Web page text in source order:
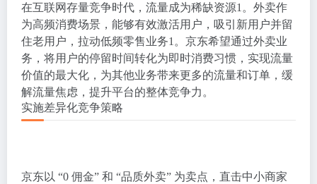
在互联网存量竞争时代，流量成为稀缺资源1 。外卖作
为高频消费场景，能够有效激活用户，吸引新用户并留
住老用户，拉动低频零售业务1 。京东希望通过外卖业
务，将用户的停留时间转化为即时消费习惯，实现流量
价值的最大化，为其他业务带来更多的流量和订单，缓
解流量焦虑，提升平台的整体竞争力。
实施差异化竞争策略
京东以 “0 佣金” 和 “品质外卖” 为卖点，直击中小商家